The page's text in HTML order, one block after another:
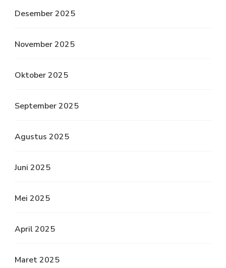
Desember 2025
November 2025
Oktober 2025
September 2025
Agustus 2025
Juni 2025
Mei 2025
April 2025
Maret 2025